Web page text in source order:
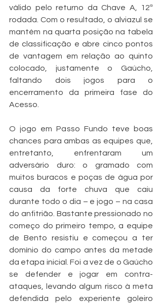
válido pelo returno da Chave A, 12ª
rodada. Com o resultado, o alviazul se
mantém na quarta posição na tabela
de classificação e abre cinco pontos
de vantagem em relação ao quinto
colocado, justamente o Gaúcho,
faltando dois jogos para o
encerramento da primeira fase do
Acesso.
O jogo em Passo Fundo teve boas
chances para ambas as equipes que,
entretanto, enfrentaram um
adversário duro: o gramado com
muitos buracos e poças de água por
causa da forte chuva que caiu
durante todo o dia – e jogo – na casa
do anfitrião. Bastante pressionado no
começo do primeiro tempo, a equipe
de Bento resistiu e começou a ter
domínio do campo antes da metade
da etapa inicial. Foi a vez de o Gaúcho
se defender e jogar em contra-
ataques, levando algum risco à meta
defendida pelo experiente goleiro